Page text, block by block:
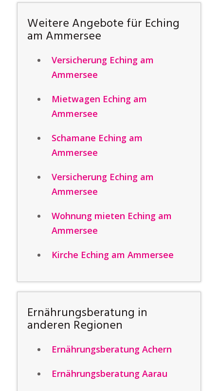
Weitere Angebote für Eching
am Ammersee
Versicherung Eching am
Ammersee
Mietwagen Eching am
Ammersee
Schamane Eching am
Ammersee
Versicherung Eching am
Ammersee
Wohnung mieten Eching am
Ammersee
Kirche Eching am Ammersee
Ernährungsberatung in
anderen Regionen
Ernährungsberatung Achern
Ernährungsberatung Aarau